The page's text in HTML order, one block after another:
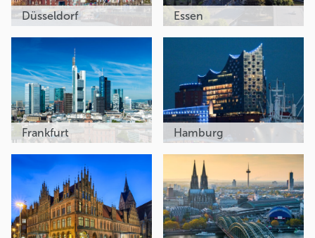
Düsseldorf Essen
Frankfurt Hamburg